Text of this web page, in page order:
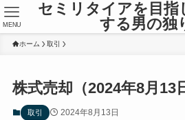
セミリタイアを目指
する男の独
MENU
ホーム 取引
株式売却（2024年8月13
取引 2024年8月13日